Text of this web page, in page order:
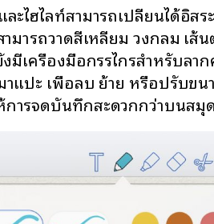
ะไฮไลท์สามารถเปลี่ยนได้อิสร
มารถวาดสี่เหลี่ยม วงกลม เส้
งมีเครื่องมือกรรไกรสำหรับลา
แปะ เพื่อลบ ย้าย หรือปรับขน
การจดบันทึกสะดวกกว่าบนสมุด